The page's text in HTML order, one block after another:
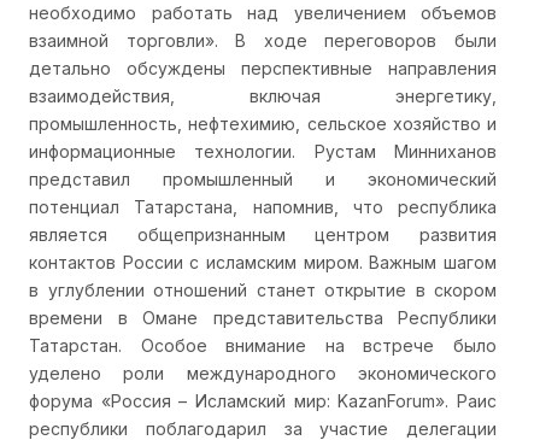
необходимо работать над увеличением объемов
взаимной торговли». В ходе переговоров были
детально обсуждены перспективные направления
взаимодействия, включая энергетику,
промышленность, нефтехимию, сельское хозяйство и
информационные технологии. Рустам Минниханов
представил промышленный и экономический
потенциал Татарстана, напомнив, что республика
является общепризнанным центром развития
контактов России с исламским миром. Важным шагом
в углублении отношений станет открытие в скором
времени в Омане представительства Республики
Татарстан. Особое внимание на встрече было
уделено роли международного экономического
форума «Россия – Исламский мир: KazanForum». Раис
республики поблагодарил за участие делегации